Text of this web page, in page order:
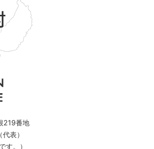
219番地
表）
す。）